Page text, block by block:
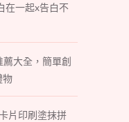
在一起x告白不
大全，簡單創
物
片印刷塗抹拼